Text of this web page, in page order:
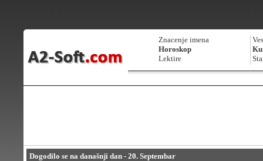
Znacenje imena
Horoskop
Lektire
Dogodilo se na današnji dan - 20. Septembar